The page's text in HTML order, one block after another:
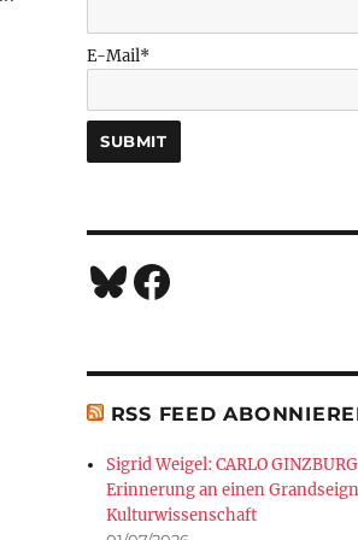
»7 Deaths of Maria Callas« von Marina
E-Mail*
Bluesky
Facebook
RSS FEED
Sigrid Weigel: CARLO
Erinnerung an einen
Kulturwissenschaft